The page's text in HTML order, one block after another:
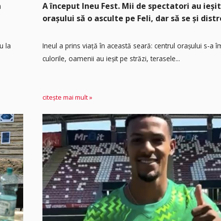
la
A început Ineu Fest. Mii de spectatori au
orașului să o asculte pe Feli, dar să se și
Ineul a prins viață în această seară: centrul orașului s-a
culorile, oamenii au ieșit pe străzi, terasele...
citește mai mult »